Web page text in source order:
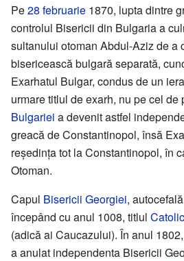
Pe28 februarie 1870, lupta dintre
controlul Bisericii din Bulgaria a
sultanului otoman Abdul-Aziz de a
bisericească bulgară separată,
Exarhatul Bulgar, condus de un
urmare titlul de exarh, nu pe cel de
Bulgariei a devenit astfel
greacă de Constantinopol, însă
reședința tot la Constantinopol, în
Otoman.
Capul Bisericii Georgiei,
începând cu anul 1008, titlul
(adică ai Caucazului). În anul
a anulat independenta Bisericii